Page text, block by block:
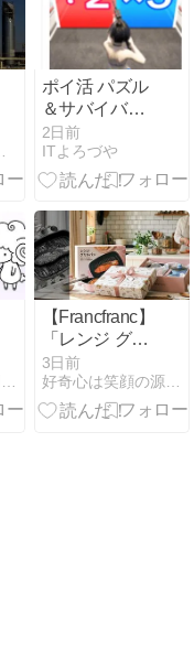
ポイ活 パズル
＆サバイバル
（コントロー
ルセンターレ
ベル17到達）
1か月かかっ
た ゲームはま
ぁまぁ面白い
2日前
ITよろづや
【Francfranc】
「レンジ グリ
ルパン」と
「レンジ マル
チポット」
3日前
好奇心は笑顔の源！話題のアイテムと時事ネタ日記